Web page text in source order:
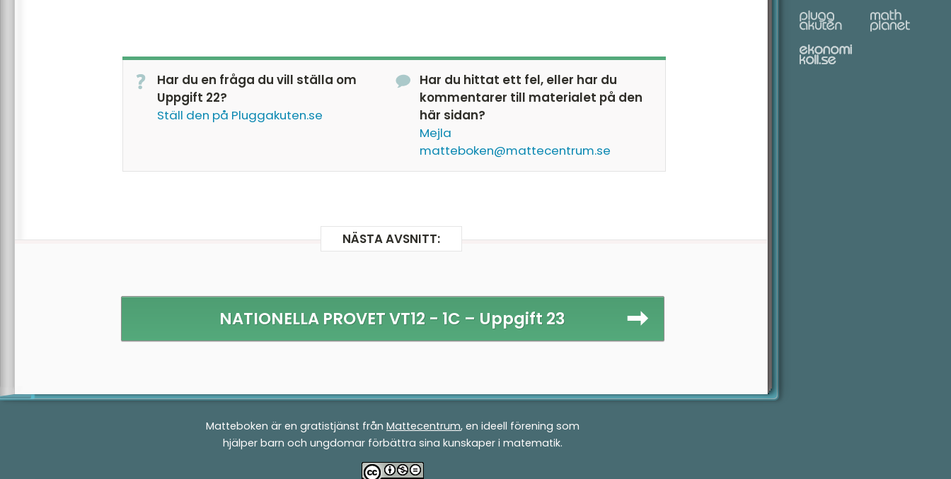
Har du en fråga du vill ställa om
Uppgift 22?
Ställ den på Pluggakuten.se
Har du hittat ett fel, eller har du
kommentarer till materialet på den
här sidan?
Mejla
matteboken@mattecentrum.se
NÄSTA AVSNITT:
NATIONELLA PROVET VT12 - 1C – Uppgift 23
Matteboken är en gratistjänst från Mattecentrum, en ideell förening som
hjälper barn och ungdomar förbättra sina kunskaper i matematik.